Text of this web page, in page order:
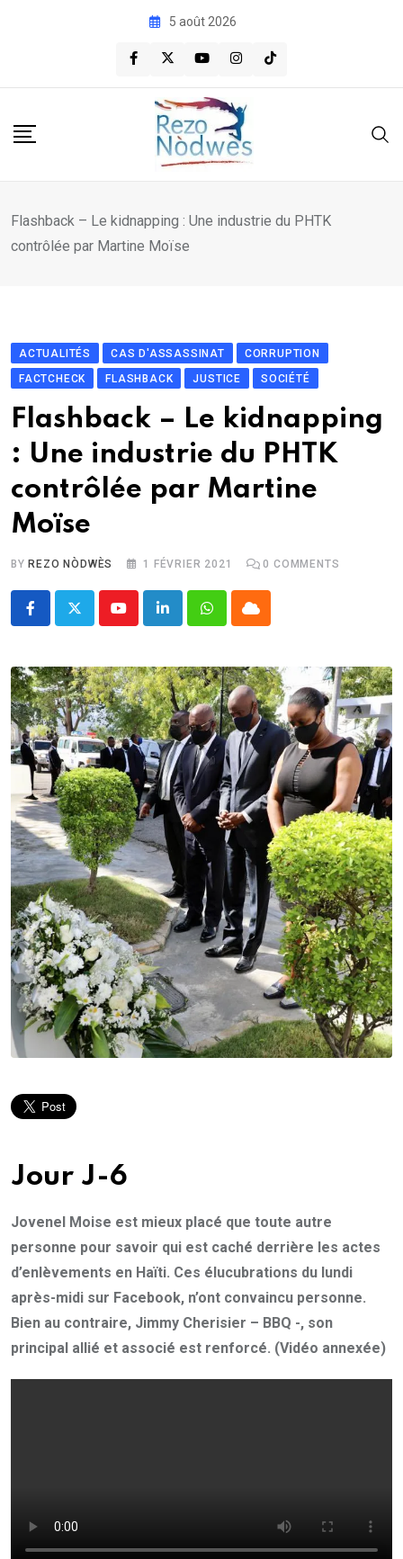
5 août 2026
Flashback – Le kidnapping : Une industrie du PHTK
contrôlée par Martine Moïse
ACTUALITÉS CAS D'ASSASSINAT
CORRUPTION
FACTCHECK
FLASHBACK JUSTICE SOCIÉTÉ
Flashback – Le kidnapping
: Une industrie du PHTK
contrôlée par Martine
Moïse
BY REZO NÒDWÈS 1 FÉVRIER 2021 0 COMMENTS
YoutubeLinkedInWhatsappCloud
Jour J-6
Jovenel Moise est mieux placé que toute autre
personne pour savoir qui est caché derrière les actes
d’enlèvements en Haïti. Ces élucubrations du lundi
après-midi sur Facebook, n’ont convaincu personne.
Bien au contraire, Jimmy Cherisier – BBQ -, son
principal allié et associé est renforcé. (Vidéo annexée)